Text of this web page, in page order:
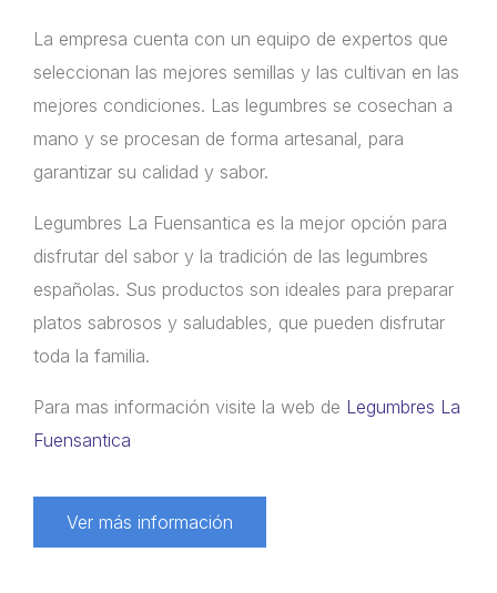
La empresa cuenta con un equipo de expertos que
seleccionan las mejores semillas y las cultivan en las
mejores condiciones. Las legumbres se cosechan a
mano y se procesan de forma artesanal, para
garantizar su calidad y sabor.
Legumbres La Fuensantica es la mejor opción para
disfrutar del sabor y la tradición de las legumbres
españolas. Sus productos son ideales para preparar
platos sabrosos y saludables, que pueden disfrutar
toda la familia.
Para mas información visite la web de Legumbres La
Fuensantica
Ver más información